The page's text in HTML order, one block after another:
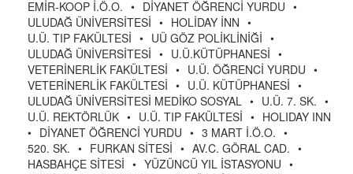
EMİR-KOOP İ.Ö.O. • DİYANET ÖĞRENCİ YURDU •
ULUDAĞ ÜNİVERSİTESİ • HOLİDAY İNN •
U.Ü. TIP FAKÜLTESİ • UÜ GÖZ POLİKLİNİĞİ •
ULUDAĞ ÜNİVERSİTESİ • U.Ü.KÜTÜPHANESİ •
VETERİNERLİK FAKÜLTESİ • U.Ü. ÖĞRENCİ YURDU •
VETERİNERLİK FAKÜLTESİ • U.Ü. KÜTÜPHANESİ •
ULUDAĞ ÜNİVERSİTESİ MEDİKO SOSYAL • U.Ü. 7. SK. •
U.Ü. REKTÖRLÜK • U.Ü. TIP FAKÜLTESİ • HOLIDAY INN
• DİYANET ÖĞRENCİ YURDU • 3 MART İ.Ö.O. •
520. SK. • FURKAN SİTESİ • AV.C. GÖRAL CAD. •
HASBAHÇE SİTESİ • YÜZÜNCÜ YIL İSTASYONU •